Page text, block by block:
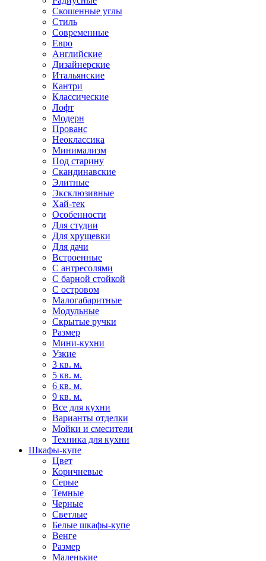
Скошенные углы
Стиль
Современные
Евро
Английские
Дизайнерские
Итальянские
Кантри
Классические
Лофт
Модерн
Прованс
Неоклассика
Минимализм
Под старину
Скандинавские
Элитные
Эксклюзивные
Хай-тек
Особенности
Для студии
Для хрущевки
Для дачи
Встроенные
С антресолями
С барной стойкой
С островом
Малогабаритные
Модульные
Скрытые ручки
Размер
Мини-кухни
Узкие
3 кв. м.
5 кв. м.
6 кв. м.
9 кв. м.
Все для кухни
Варианты отделки
Мойки и смесители
Техника для кухни
Шкафы-купе
Цвет
Коричневые
Серые
Темные
Черные
Светлые
Белые шкафы-купе
Венге
Размер
Маленькие